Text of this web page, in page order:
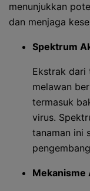
menunjukkan
dan menjaga
Spektrum
Ekstrak dari
melawan
termasuk
virus.
tanaman ini
Mekanisme